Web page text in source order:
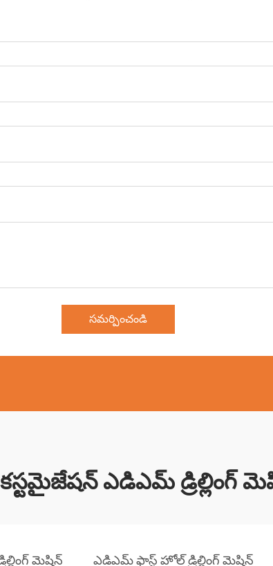
సమర్పించండి
కస్టమైజేషన్ ఎడిఎమ్ డ్రిల్లింగ్
మెషిన్ ఎడిఎమ్ ఫాస్ట్ హోల్ డ్రిల్లింగ్ మెషిన్